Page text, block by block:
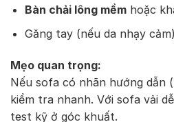
Bàn chải lông mềmhoặc
Găng tay (nếu da nhạy cảm)
Mẹo quan trọng:
Nếu sofa có nhãn hướng dẫn
kiểm tra nhanh. Với sofa vải
test kỹ ở góc khuất.